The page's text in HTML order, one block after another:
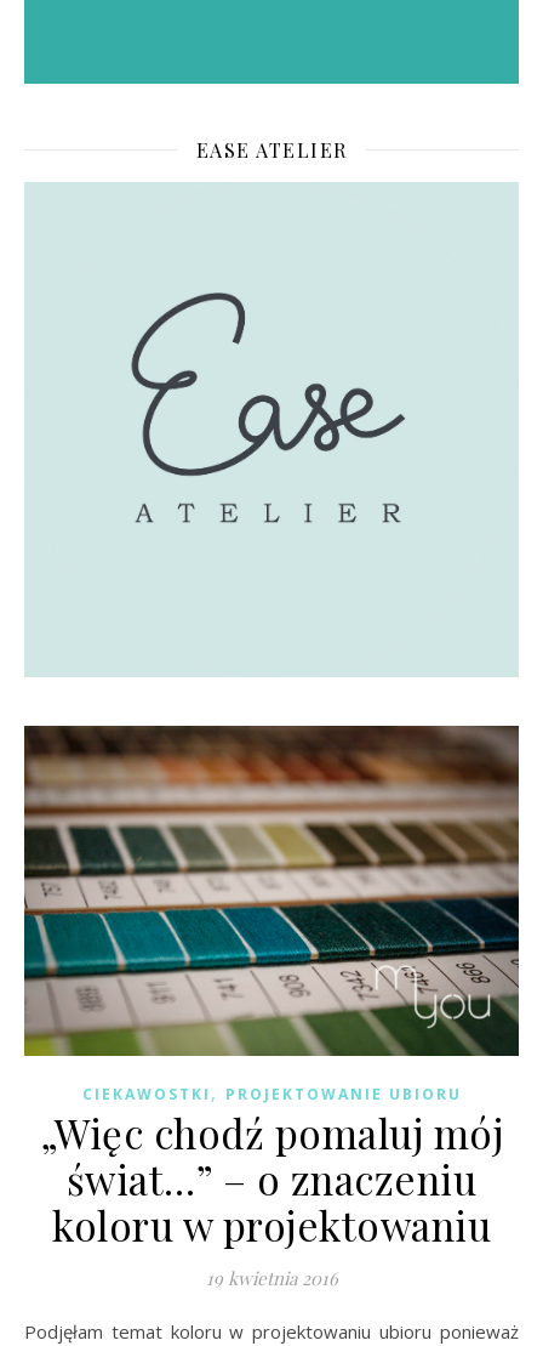
EASE ATELIER
CIEKAWOSTKI , PROJEKTOWANIE UBIORU
„Więc chodź pomaluj mój
świat…” – o znaczeniu
koloru w projektowaniu
19 kwietnia 2016
Podjęłam temat koloru w projektowaniu ubioru ponieważ